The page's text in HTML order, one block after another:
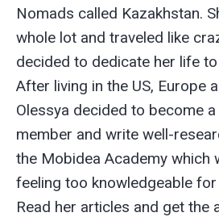
Nomads called Kazakhstan.
whole lot and traveled like
decided to dedicate her life
After living in the US, Europe
Olessya decided to become
member and write well-
the Mobidea Academy which
feeling too knowledgeable
Read her articles and get the